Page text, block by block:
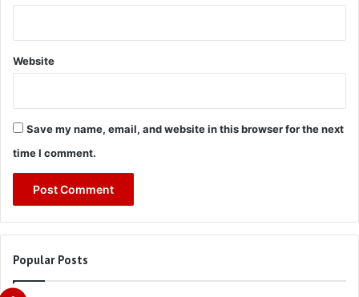
Website
Save my name, email, and website in this browser for the next
time I comment.
Popular Posts